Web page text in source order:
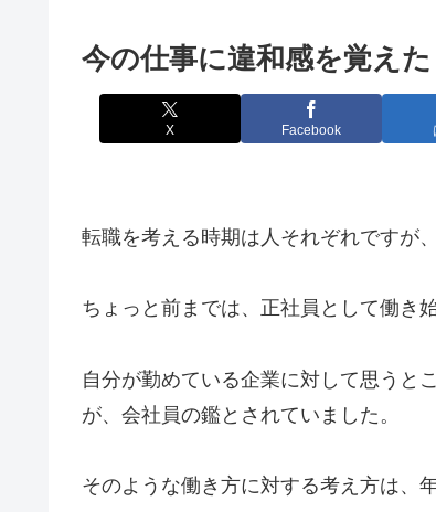
今の仕事に違和感を覚え
X Facebook
転職を考える時期は人それぞれですが
ちょっと前までは、正社員として働き
自分が勤めている企業に対して思うと
が、会社員の鑑とされていました。
そのような働き方に対する考え方は、